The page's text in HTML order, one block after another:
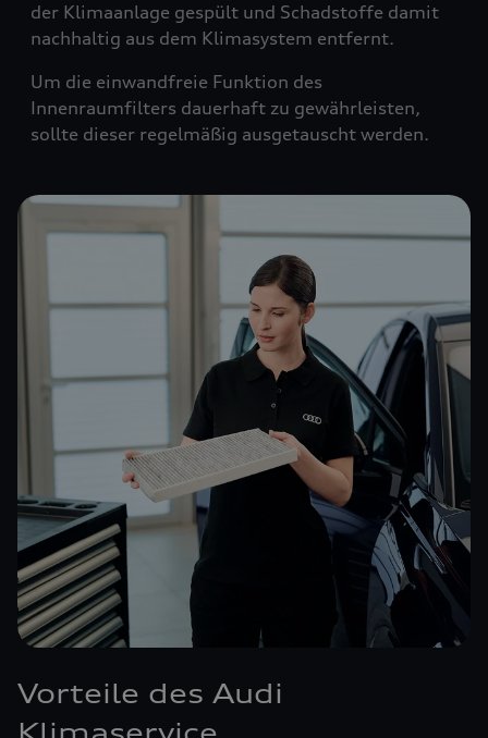
der Klimaanlage gespült und Schadstoffe damit
nachhaltig aus dem Klimasystem entfernt.
Um die einwandfreie Funktion des
Innenraumfilters dauerhaft zu gewährleisten,
sollte dieser regelmäßig ausgetauscht werden.
Vorteile des Audi